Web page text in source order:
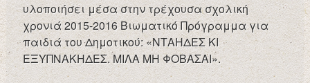
υλοποιήσει μέσα στην τρέχουσα σχολική
χρονιά 2015-2016 Βιωματικό Πρόγραμμα για
παιδιά του Δημοτικού: «ΝΤΑΗΔΕΣ ΚΙ
ΕΞΥΠΝΑΚΗΔΕΣ. ΜΙΛΑ ΜΗ ΦΟΒΑΣΑΙ».